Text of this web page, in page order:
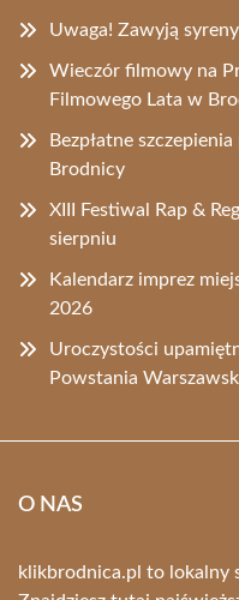
Uwaga! Zawyją
Wieczór filmowy na
Filmowego Lata w
Bezpłatne
Brodnicy
XIII Festiwal Rap &
sierpniu
Kalendarz imprez
2026
Uroczystości
Powstania
O NAS
klikbrodnica.pl to lokalny